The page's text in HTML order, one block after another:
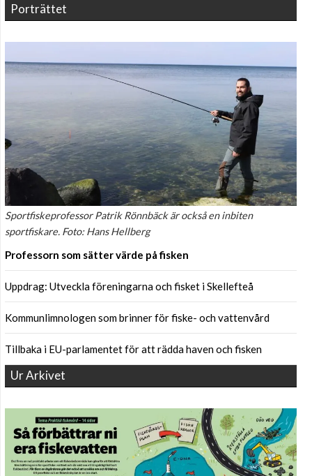
Porträttet
Sportfiskeprofessor Patrik Rönnbäck är också en inbiten
sportfiskare. Foto: Hans Hellberg
Professorn som sätter värde på fisken
Uppdrag: Utveckla föreningarna och fisket i Skellefteå
Kommunlimnologen som brinner för fiske- och vattenvård
Tillbaka i EU-parlamentet för att rädda haven och fisken
Ur Arkivet